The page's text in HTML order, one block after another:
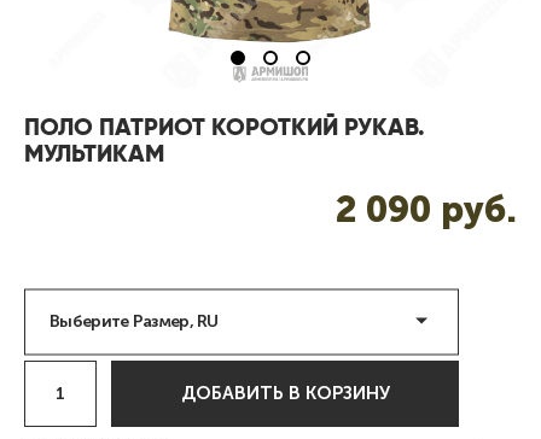
ПОЛО ПАТРИОТ КОРОТКИЙ РУКАВ.
МУЛЬТИКАМ
2 090 pуб.
Выберите Размер, RU
ДОБАВИТЬ В КОРЗИНУ